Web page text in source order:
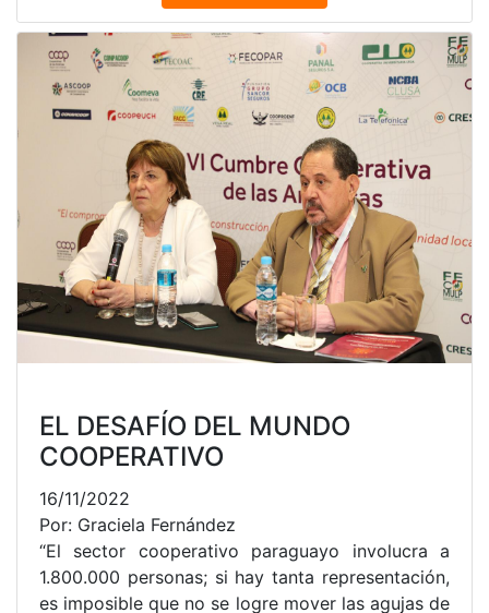
EL DESAFÍO DEL MUNDO
COOPERATIVO
16/11/2022
Por: Graciela Fernández
“El sector cooperativo paraguayo involucra a
1.800.000 personas; si hay tanta representación,
es imposible que no se logre mover las agujas de